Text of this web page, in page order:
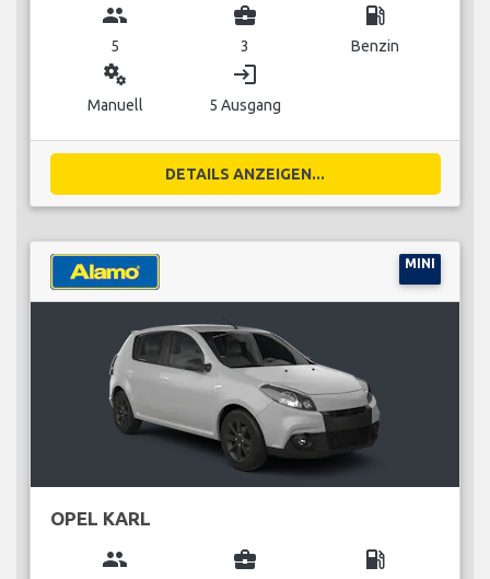
group
5
business_center
3
local_gas_station
Benzin
miscellaneous_services
Manuell
login
5 Ausgang
DETAILS ANZEIGEN...
MINI
OPEL KARL
group business_center local_gas_station